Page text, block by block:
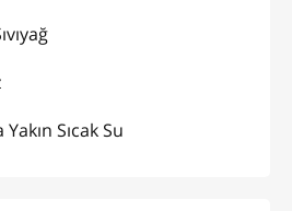
Sıcak Su